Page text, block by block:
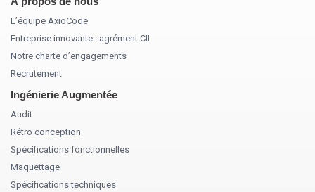
L’équipe AxioCode
Entreprise innovante : agrément CII
Notre charte d’engagements
Recrutement
Ingénierie Augmentée
Audit
Rétro conception
Spécifications fonctionnelles
Maquettage
Spécifications techniques